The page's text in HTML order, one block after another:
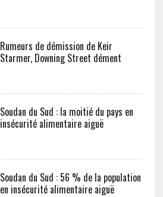
Rumeurs de démission de Keir
Starmer, Downing Street dément
Soudan du Sud : la moitié du pays en
insécurité alimentaire aiguë
Soudan du Sud : 56 % de la population
en insécurité alimentaire aiguë